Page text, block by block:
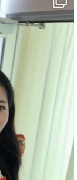
セス【公式】
島」